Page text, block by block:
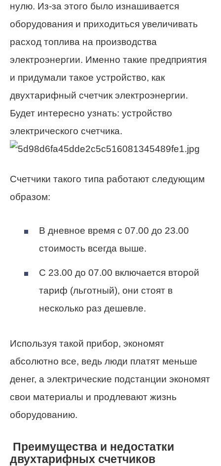
нулю. Из-за этого было изнашивается
оборудования и приходиться увеличивать
расход топлива на производства
электроэнергии. Именно такие предприятия
и придумали такое устройство, как
двухтарифный счетчик электроэнергии.
Будет интересно узнать: устройство
электрического счетчика.
Счетчики такого типа работают следующим
образом:
В дневное время с 07.00 до 23.00
стоимость всегда выше.
С 23.00 до 07.00 включается второй
тариф (льготный), они стоят в
несколько раз дешевле.
Используя такой прибор, экономят
абсолютно все, ведь люди платят меньше
денег, а электрические подстанции экономят
свои материалы и продлевают жизнь
оборудованию.
Преимущества и недостатки
двухтарифных счетчиков